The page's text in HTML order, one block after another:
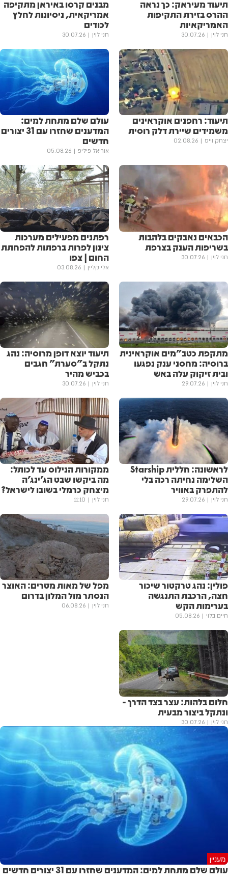
תיעוד מעיראק: כך נראה
ההרס בזירת התקיפות
האמריקאיות
חני לוין 30.07.26
מבנים קרסו באיראן מתקיפה
אמריקאית, ניסיונות לחלץ
לכודים
חני לוין 30.07.26
תיעוד: רחפנים אוקראינים
משמידים שיירת דלק רוסית
יצחק וייס 02.08.26
עולם שלם מתחת למים:
המדענים שחזרו עם 31 יצורים
חדשים
אוריאל פיליפ 05.08.26
הכבאים נאבקים בלהבות
בשריפות הענק בצרפת
חני לוין 30.07.26
רפתנים מפעילים מערכות
צינון לפרות ברפתות להפחתת
החום | צפו
אלי קליין 03.08.26
מתקפת כטב"מים אוקראינית
ברוסיה: מחסני ענק נפגעו
ובית זיקוק עלה באש
חני לוין 29.07.26
תיעוד יוצא דופן מרוסיה: נהג
נתקל ב"סערת" חגבים
בכביש מהיר
חני לוין 30.07.26
לראשונה: חללית Starship
השלימה נחיתה רכה בלי
להתפרק באוויר
חני לוין 29.07.26
ממקורות הנילוס עד לכותל:
מה ביקשו שבט הג'ינג'ה
מיצחק כרמלי בשובו לישראל?
חני לוין 11:10
פולין: נהג טרקטור שיכור
חצה, הרכבת התנגשה
בערימות הקש
חיים בלוי 05.08.26
מפל של מאות מטרים: האוצר
הנסתר מול המלון בדרום
חני לוין 06.08.26
חלום בלהות: עצר בצד הדרך -
ונתקל ביצור מבעית
חני לוין 30.07.26
מעניין
עולם שלם מתחת למים: המדענים שחזרו עם 31 יצורים חדשים